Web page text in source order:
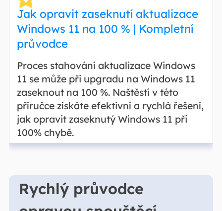
Jak opravit zaseknutí aktualizace
Windows 11 na 100 % | Kompletní
průvodce
Proces stahování aktualizace Windows
11 se může při upgradu na Windows 11
zaseknout na 100 %. Naštěstí v této
příručce získáte efektivní a rychlá řešení,
jak opravit zaseknutý Windows 11 při
100% chybě.
Rychlý průvodce